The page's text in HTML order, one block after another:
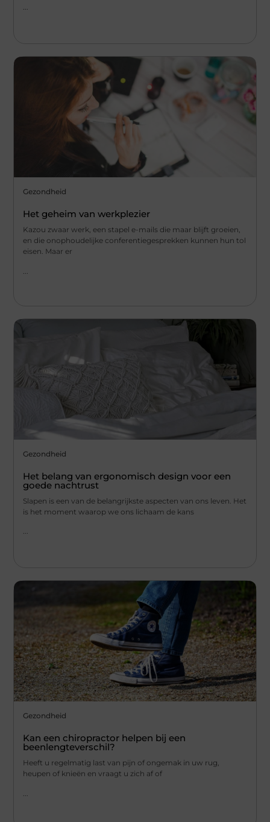
...
Gezondheid
Het geheim van werkplezier
Kazou zwaar werk, een stapel e-mails die maar blijft groeien,
en die onophoudelijke conferentiegesprekken kunnen hun tol
eisen. Maar er
Gezondheid
Het belang van ergonomisch design voor een
goede nachtrust
Slapen is een van de belangrijkste aspecten van ons leven. Het
is het moment waarop we ons lichaam de kans
...
Gezondheid
Kan een chiropractor helpen bij een
beenlengteverschil?
Heeft u regelmatig last van pijn of ongemak in uw rug,
heupen of knieën en vraagt u zich af of